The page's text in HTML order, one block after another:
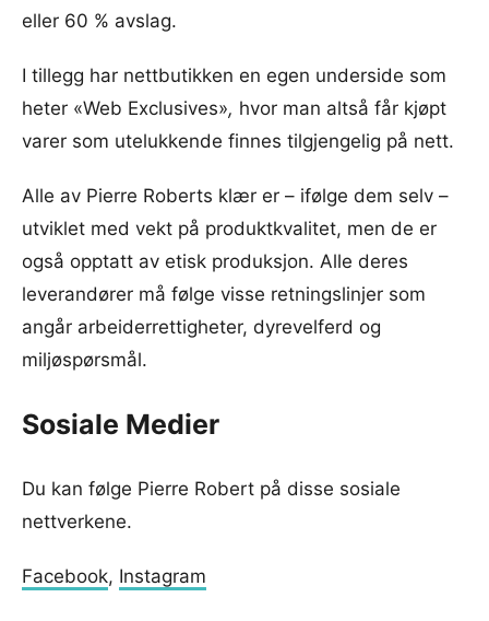
eller 60 % avslag.
I tillegg har nettbutikken en egen underside som
heter «Web Exclusives», hvor man altså får kjøpt
varer som utelukkende finnes tilgjengelig på nett.
Alle av Pierre Roberts klær er – ifølge dem selv –
utviklet med vekt på produktkvalitet, men de er
også opptatt av etisk produksjon. Alle deres
leverandører må følge visse retningslinjer som
angår arbeiderrettigheter, dyrevelferd og
miljøspørsmål.
Sosiale Medier
Du kan følge Pierre Robert på disse sosiale
nettverkene.
Facebook, Instagram